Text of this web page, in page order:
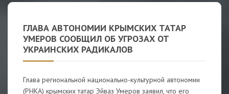
ГЛАВА АВТОНОМИИ КРЫМСКИХ ТАТАР
УМЕРОВ СООБЩИЛ ОБ УГРОЗАХ ОТ
УКРАИНСКИХ РАДИКАЛОВ
Глава региональной национально-культурной автономии
(РНКА) крымских татар Эйваз Умеров заявил, что его